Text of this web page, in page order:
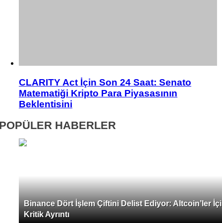
CLARITY Act İçin Son 24 Saat: Senato
Matematiği Kripto Para Piyasasının
Beklentisini
HABERLER
Binance Dört İşlem Çiftini Delist Ediyor: Altcoin’ler
Kritik Ayrıntı